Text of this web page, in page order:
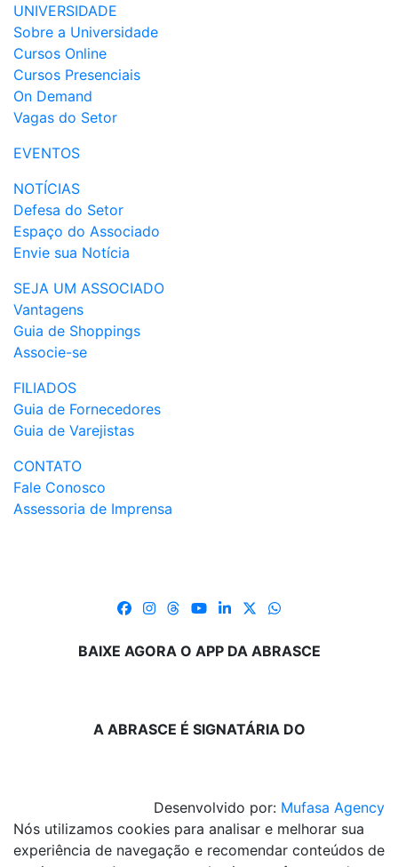
UNIVERSIDADE
Sobre a Universidade
Cursos Online
Cursos Presenciais
On Demand
Vagas do Setor
EVENTOS
NOTÍCIAS
Defesa do Setor
Espaço do Associado
Envie sua Notícia
SEJA UM ASSOCIADO
Vantagens
Guia de Shoppings
Associe-se
FILIADOS
Guia de Fornecedores
Guia de Varejistas
CONTATO
Fale Conosco
Assessoria de Imprensa
BAIXE AGORA O APP DA ABRASCE
A ABRASCE É SIGNATÁRIA DO
Desenvolvido por: Mufasa Agency
Nós utilizamos cookies para analisar e melhorar sua
experiência de navegação e recomendar conteúdos de